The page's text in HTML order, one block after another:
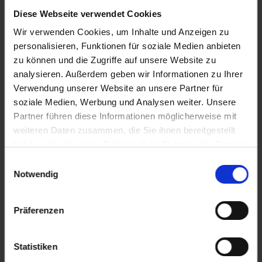
Diese Webseite verwendet Cookies
Wir verwenden Cookies, um Inhalte und Anzeigen zu
personalisieren, Funktionen für soziale Medien anbieten
zu können und die Zugriffe auf unsere Website zu
analysieren. Außerdem geben wir Informationen zu Ihrer
Verwendung unserer Website an unsere Partner für
soziale Medien, Werbung und Analysen weiter. Unsere
Partner führen diese Informationen möglicherweise mit
weiteren Daten zusammen, die Sie ihnen bereitgestellt
Notwendig
Präferenzen
Statistiken
Ihre unverbindliche Buchungsanfrage
Ihre Buchungsanfrage
DATUM 09.10.2026 - 16.10.2026 (7 Tage)
SCHIFF
Köln nach Köln
ANGEBOT 178174-2313153
2 Erwachsene